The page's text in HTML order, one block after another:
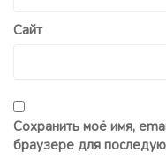
Сайт
Сохранить моё имя,
браузере для